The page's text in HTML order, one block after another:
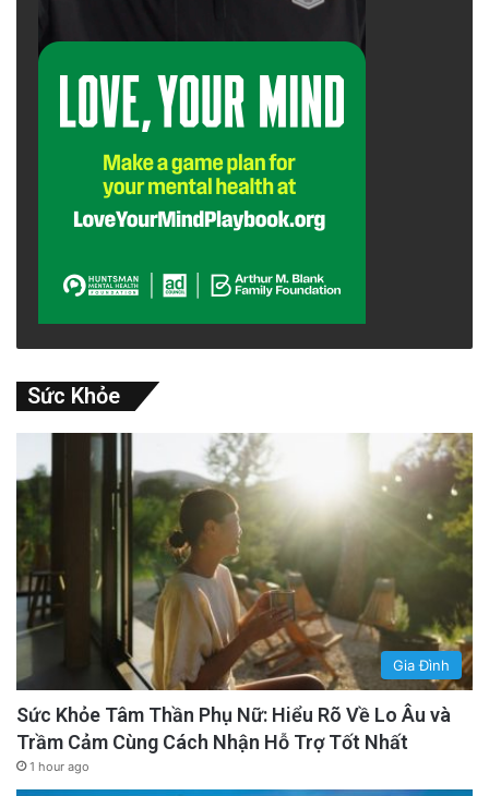
Sức Khỏe
Gia Đình
Sức Khỏe Tâm Thần Phụ Nữ: Hiểu Rõ Về Lo Âu và
Trầm Cảm Cùng Cách Nhận Hỗ Trợ Tốt Nhất
1 hour ago